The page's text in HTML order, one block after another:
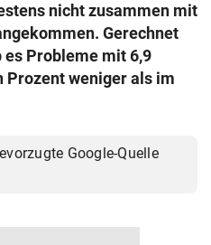
KG 2026
nicht zusammen mit
Gerechnet
es Probleme mit 6,9
Prozent weniger als im
Google-Quelle